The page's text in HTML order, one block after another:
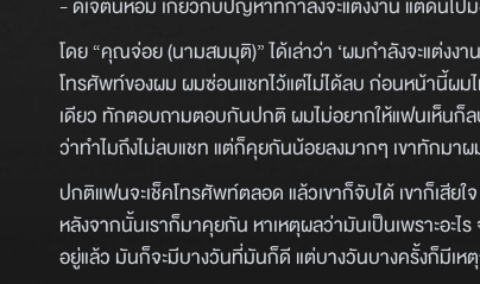
โดย “คุณจ่อย (นามสมมุติ)” ได้เล่าว่า ‘ผมกำลังจะแต่ง
โทรศัพท์ของผม ผมซ่อนแชทไว้แต่ไม่ได้ลบ ก่อนหน้านี้ผ
เดียว ทักตอบถามตอบกันปกติ ผมไม่อยากให้แฟนเห็นก็
ว่าทำไมถึงไม่ลบแชท แต่ก็คุยกันน้อยลงมากๆ เขาทักมา
ปกติแฟนจะเช็คโทรศัพท์ตลอด แล้วเขาก็จับได้ เขาก็เสียใ
หลังจากนั้นเราก็มาคุยกัน หาเหตุผลว่ามันเป็นเพราะอะ
อยู่แล้ว มันก็จะมีบางวันที่มันก็ดี แต่บางวันบางครั้งก็มีเห